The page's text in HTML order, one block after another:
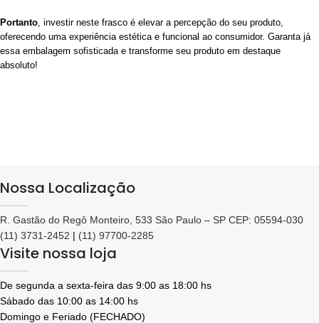
Portanto , investir neste frasco é elevar a percepção do seu produto,
oferecendo uma experiência estética e funcional ao consumidor. Garanta já
essa embalagem sofisticada e transforme seu produto em destaque
absoluto!
Nossa Localização
R. Gastão do Regô Monteiro, 533 São Paulo – SP CEP: 05594-030
(11) 3731-2452 | (11) 97700-2285
Visite nossa loja
De segunda a sexta-feira das 9:00 as 18:00 hs
Sábado das 10:00 as 14:00 hs
Domingo e Feriado (FECHADO)